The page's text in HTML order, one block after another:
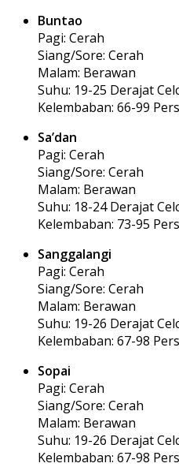
Buntao
Pagi: Cerah
Siang/Sore: Cerah
Malam: Berawan
Suhu: 19-25 Derajat
Kelembaban: 66-99
Sa’dan
Pagi: Cerah
Siang/Sore: Cerah
Malam: Berawan
Suhu: 18-24 Derajat
Kelembaban: 73-95
Sanggalangi
Pagi: Cerah
Siang/Sore: Cerah
Malam: Berawan
Suhu: 19-26 Derajat
Kelembaban: 67-98
Sopai
Pagi: Cerah
Siang/Sore: Cerah
Malam: Berawan
Suhu: 19-26 Derajat
Kelembaban: 67-98